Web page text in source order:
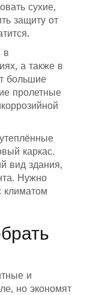
сухие,
защиту от
в
а также в
большие
пролетные
каркас.
вид здания,
Нужно
климатом
и
но экономят